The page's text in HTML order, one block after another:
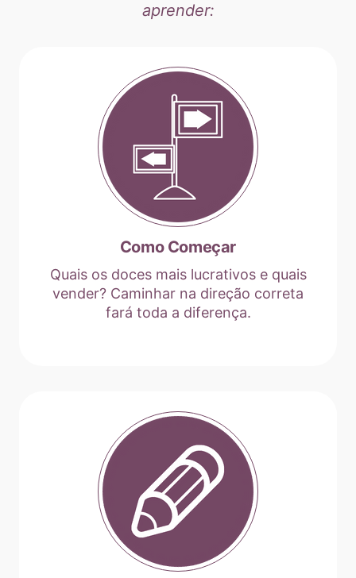
aprender:
Como Começar
Quais os doces mais lucrativos e quais
vender? Caminhar na direção correta
fará toda a diferença.